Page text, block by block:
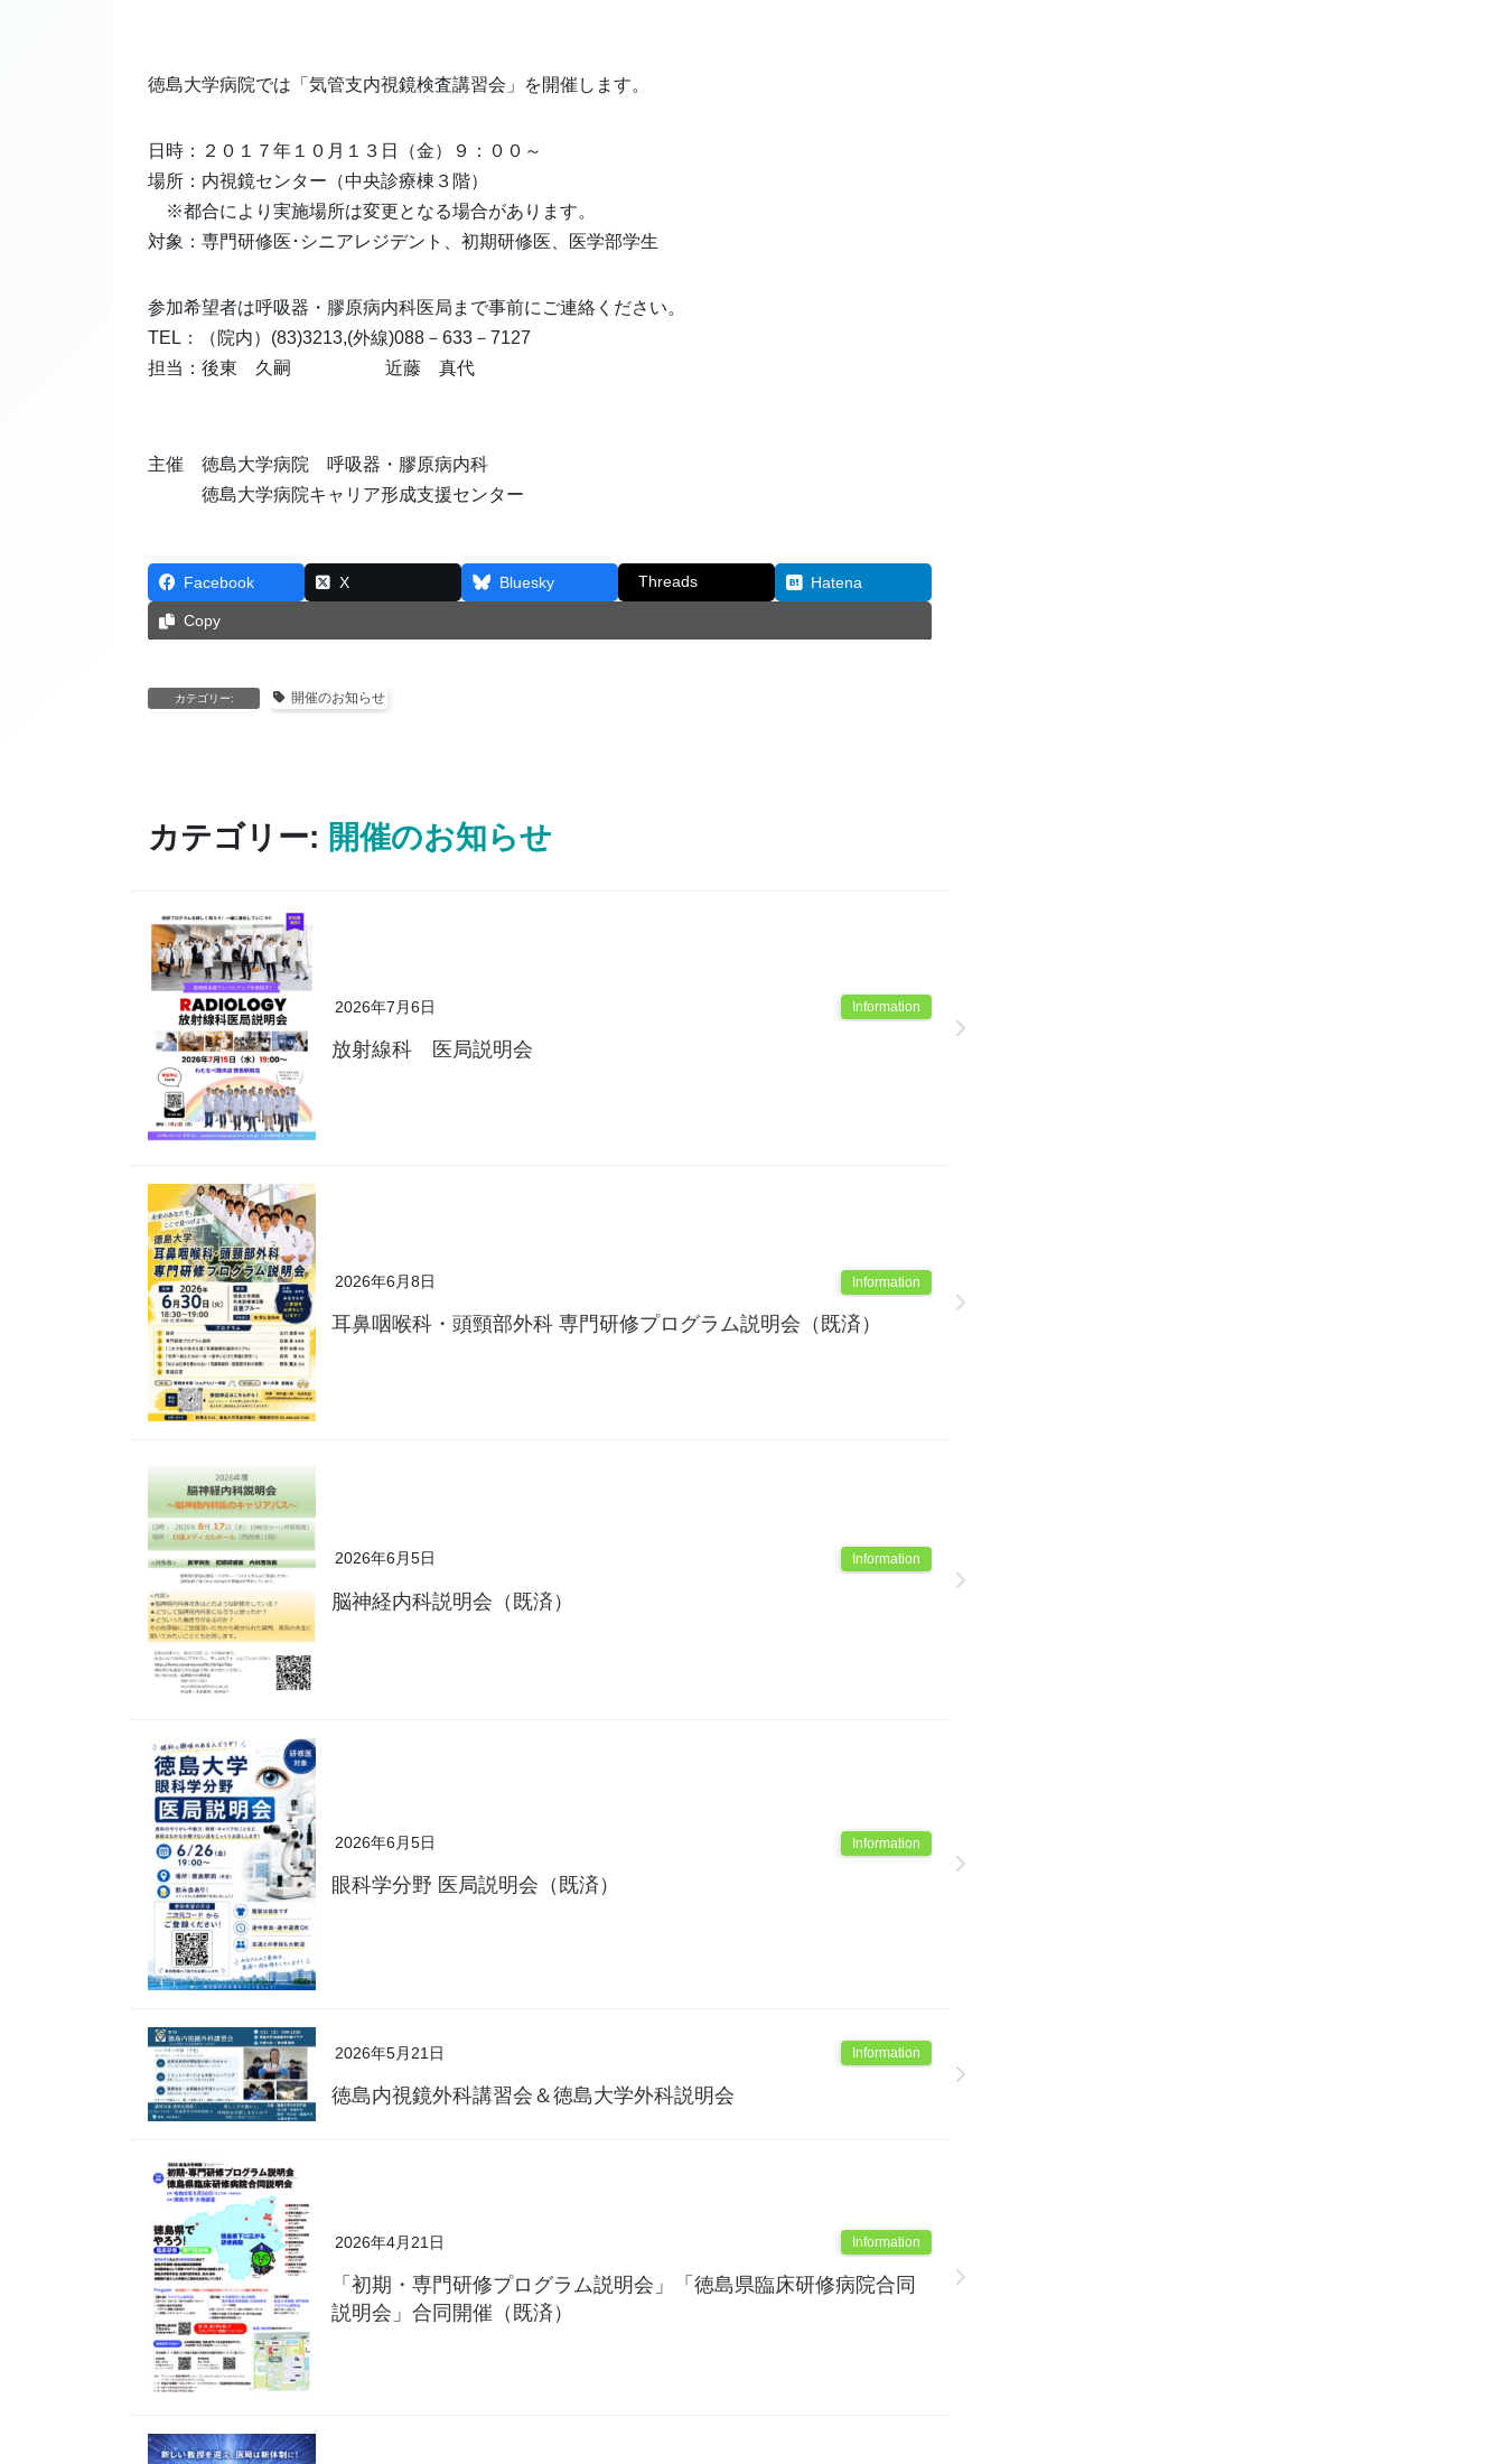
徳島大学病院では「気管支内視鏡検査講習会」を開催します。
日時：２０１７年１０月１３日（金）９：００～
場所：内視鏡センター（中央診療棟３階）
※都合により実施場所は変更となる場合があります。
対象：専門研修医･シニアレジデント、初期研修医、医学部学生
参加希望者は呼吸器・膠原病内科医局まで事前にご連絡ください。
TEL：（院内）(83)3213,(外線)088－633－7127
担当：後東 久嗣 近藤 真代
主催 徳島大学病院 呼吸器・膠原病内科
徳島大学病院キャリア形成支援センター
Facebook X Bluesky Threads Hatena
Copy
カテゴリー: 開催のお知らせ
カテゴリー: 開催のお知らせ
2026年7月6日 Information
放射線科 医局説明会
2026年6月8日 Information
耳鼻咽喉科・頭頸部外科 専門研修プログラム説明会（既済）
2026年6月5日 Information
脳神経内科説明会（既済）
2026年6月5日 Information
眼科学分野 医局説明会（既済）
2026年5月21日 Information
徳島内視鏡外科講習会＆徳島大学外科説明会
2026年4月21日 Information
「初期・専門研修プログラム説明会」「徳島県臨床研修病院合同
説明会」合同開催（既済）